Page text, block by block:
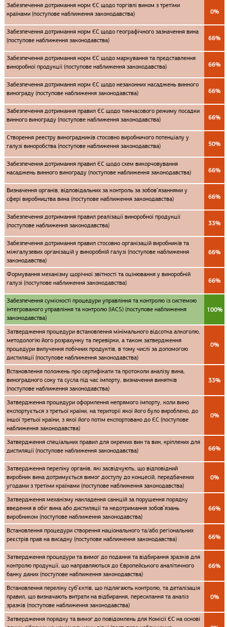
Забезпечення дотримання норм ЄС щодо торгівлі вином з третіми
країнами (поступове наближення законодавства)
0%
Забезпечення дотримання норм ЄС щодо географічного зазначення вина
(поступове наближення законодавства)
66%
Забезпечення дотримання норм ЄС щодо маркування та представлення
виноробної продукції (поступове наближення законодавства)
66%
Забезпечення дотримання норм ЄС щодо незаконних насаджень винного
винограду (поступове наближення законодавства)
66%
Забезпечення дотримання правил ЄС щодо тимчасового режиму посадки
винного винограду (поступове наближення законодавства)
66%
Створення реестру виноградників стосовно виробничого потенціалу у
галузі виноробства (поступове наближення законодавства)
50%
Забезпечення дотримання правил ЄС щодо схем викорчовування
насаджень винного винограду (поступове наближення законодавства)
66%
Визначення органів, відповідальних за контроль за зобов’язаннями у
сфері виробництва вина (поступове наближення законодавства)
66%
Забезпечення дотримання правил реалізації виноробної продукції
(поступове наближення законодавства)
33%
Забезпечення дотримання правил стосовно організацій виробників та
міжгалузевих організацій у виноробній галузі (поступове наближення
законодавства)
66%
Формування механізму щорічної звітності та оцінювання у виноробній
галузі (поступове наближення законодавства)
66%
Забезпечення сумісності процедури управління та контролю із системою
інтегрованого управління та контролю (IACS) (поступове наближення
законодавства)
100%
Затвердження процедури встановлення мінімального відсотка алкоголю,
методологію його розрахунку та перевірки, а також затвердження
процедури вилучення побічних продуктів, в тому числі за допомогою
дистиляції (поступове наближення законодавства)
0%
Встановлення положень про сертифікати та протоколи аналізу вина,
виноградного соку та сусла під час імпорту, визначення винятків
(поступове наближення законодавства)
33%
Затвердження процедури оформлення непрямого імпорту, коли вино
експортується з третьої країни, на території якої його було вироблено, до
іншої третьої країни, з якої його потім експортовано до ЄС (поступове
наближення законодавства)
0%
Затвердження спеціальних правил для окремих вин та вин, кріплених для
дистиляції (поступове наближення законодавства)
66%
Затвердження переліку органів, які засвідчують, що відповідний
виробник вина дотримується вимог доступу до концесій, передбачених
угодами з третіми країнами (поступове наближення законодавства)
0%
Затвердження механізму накладення санкцій за порушення порядку
введення в обіг вина або дистиляції та недотримання зобов’язань
виробником (поступове наближення законодавства)
66%
Встановлення процедури створення національного та/або регіональних
реєстрів прав на висадку (поступове наближення законодавства)
66%
Затвердження процедури та вимог до подання та відбирання зразків для
контролю продукції, що направляються до Європейського аналітичного
банку даних (поступове наближення законодавства)
66%
Встановлення переліку суб’єктів, що підлягають контролю, та деталізація
правил, що визначають витрати на відбирання, пересилання та аналіз
зразків (поступове наближення законодавства)
0%
Затвердження порядку та вимог до повідомлень для Комісії ЄС на основі